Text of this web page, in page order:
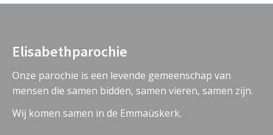
Elisabethparochie
Onze parochie is een levende gemeenschap van
mensen die samen bidden, samen vieren, samen zijn.
Wij komen samen in de Emmaüskerk.